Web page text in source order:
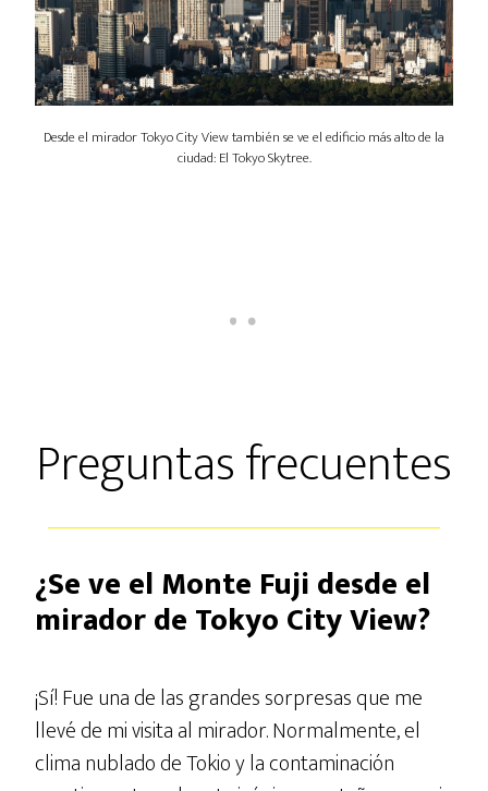
Desde el mirador Tokyo City View también se ve el edificio más alto de la
ciudad: El Tokyo Skytree.
Preguntas frecuentes
¿Se ve el Monte Fuji desde el
mirador de Tokyo City View?
¡Sí! Fue una de las grandes sorpresas que me
llevé de mi visita al mirador. Normalmente, el
clima nublado de Tokio y la contaminación